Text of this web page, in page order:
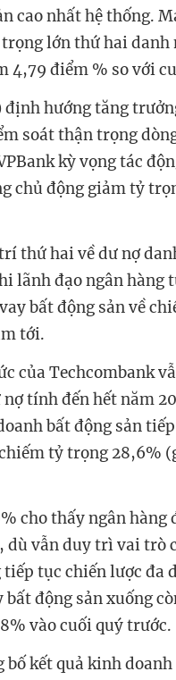
cao nhất hệ thống.
lớn thứ hai danh
4,79 điểm % so với
định hướng tăng
soát thận trọng
kỳ vọng tác
chủ động giảm tỷ
thứ hai về dư nợ
lãnh đạo ngân hàng
bất động sản về
tới.
của Techcombank
tính đến hết năm
bất động sản
tỷ trọng 28,6%
cho thấy ngân hàng
dù vẫn duy trì vai trò
tục chiến lược đa
động sản xuống
vào cuối quý trước.
bố kết quả kinh